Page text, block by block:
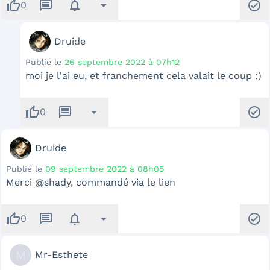
thumb_up0 message notifications arrow_drop_down check_circle
Druide
Publié le 26 septembre 2022 à 07h12
moi je l'ai eu, et franchement cela valait le coup :)
thumb_up0 message arrow_drop_down check_circle
Druide
Publié le 09 septembre 2022 à 08h05
Merci @shady, commandé via le lien
thumb_up0 message notifications arrow_drop_down check_circle
Mr-Esthete